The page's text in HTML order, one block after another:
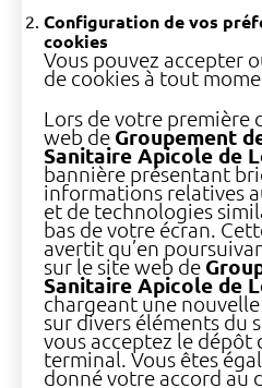
Configuration de vos
cookies
Vous pouvez accepter
de cookies à tout
Lors de votre première
web de Groupement
Sanitaire Apicole de
bannière présentant
informations relatives
et de technologies
bas de votre écran.
avertit qu’en
sur le site web de
Sanitaire Apicole de
chargeant une
sur divers éléments du
vous acceptez le dépôt
terminal. Vous êtes
donné votre accord au